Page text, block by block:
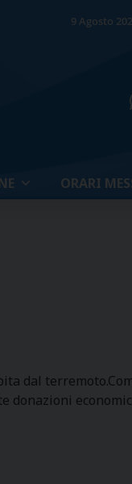
9 Agosto
ORARI
dal